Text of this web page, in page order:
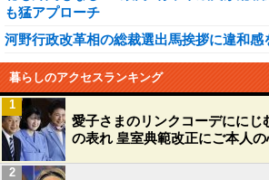
も猛アプローチ
河野行政改革相の総裁選出馬挨拶に違和
暮らしのアクセスランキング
愛子さまのリンクコーデににじ
の表れ 皇室典範改正にご本人
1
2